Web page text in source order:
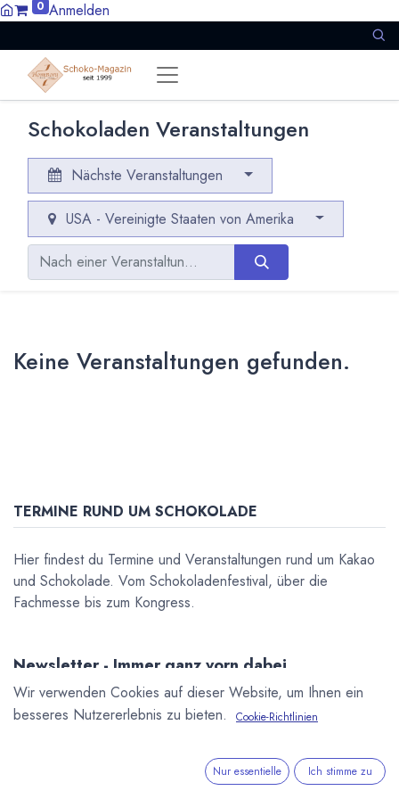
0 Anmelden
Schokoladen Veranstaltungen
Nächste Veranstaltungen
USA - Vereinigte Staaten von Amerika
Keine Veranstaltungen gefunden.
TERMINE RUND UM SCHOKOLADE
Hier findest du Termine und Veranstaltungen rund um Kakao
und Schokolade. Vom Schokoladenfestival, über die
Fachmesse bis zum Kongress.
Newsletter - Immer ganz vorn dabei.
Sei der Erste, der über die neuesten Nachrichten, Produkte
und Trends informiert wird.
Abonnieren
Wir verwenden Cookies auf dieser Website, um Ihnen ein
besseres Nutzererlebnis zu bieten.
Cookie-Richtlinien
Nur essentielle Ich stimme zu